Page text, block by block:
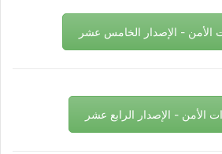
الأمن - الإصدار الخامس عشر
الأمن - الإصدار الرابع عشر